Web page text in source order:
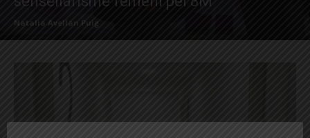
Natalia Avellan Puig